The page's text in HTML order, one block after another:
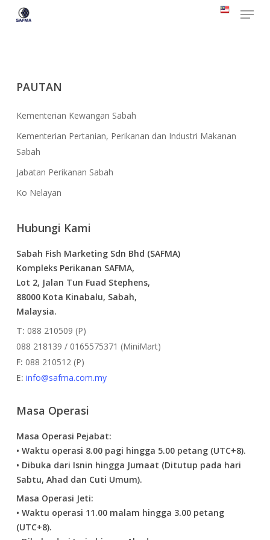
Menu
PAUTAN
Kementerian Kewangan Sabah
Kementerian Pertanian, Perikanan dan Industri Makanan
Sabah
Jabatan Perikanan Sabah
Ko Nelayan
Hubungi Kami
Sabah Fish Marketing Sdn Bhd (SAFMA)
Kompleks Perikanan SAFMA,
Lot 2, Jalan Tun Fuad Stephens,
88000 Kota Kinabalu, Sabah,
Malaysia.
T: 088 210509 (P)
088 218139 / 0165575371 (MiniMart)
F: 088 210512 (P)
E: info@safma.com.my
Masa Operasi
Masa Operasi Pejabat:
• Waktu operasi 8.00 pagi hingga 5.00 petang (UTC+8).
• Dibuka dari Isnin hingga Jumaat (Ditutup pada hari
Sabtu, Ahad dan Cuti Umum).
Masa Operasi Jeti:
• Waktu operasi 11.00 malam hingga 3.00 petang
(UTC+8).